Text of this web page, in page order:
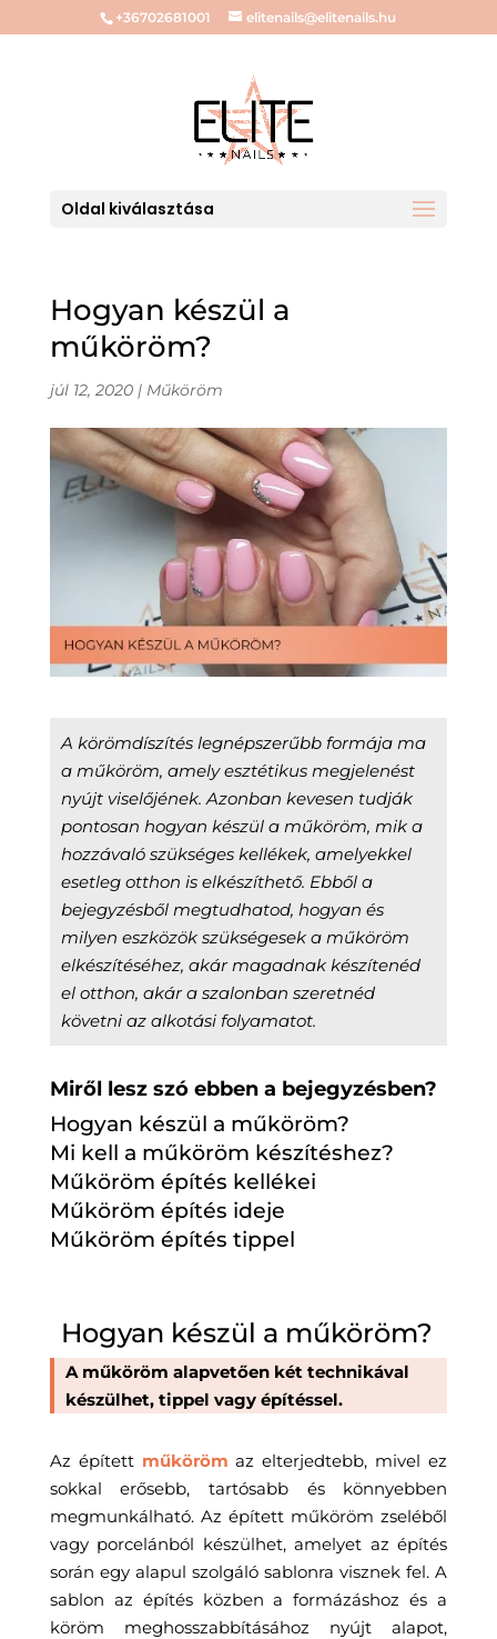
+36702681001 elitenails@elitenails.hu
Oldal kiválasztása
Hogyan készül a
műköröm?
júl 12, 2020| Műköröm
A körömdíszítés legnépszerűbb formája ma
a műköröm, amely esztétikus megjelenést
nyújt viselőjének. Azonban kevesen tudják
pontosan hogyan készül a műköröm, mik a
hozzávaló szükséges kellékek, amelyekkel
esetleg otthon is elkészíthető. Ebből a
bejegyzésből megtudhatod, hogyan és
milyen eszközök szükségesek a műköröm
elkészítéséhez, akár magadnak készítenéd
el otthon, akár a szalonban szeretnéd
követni az alkotási folyamatot.
Miről lesz szó ebben a bejegyzésben?
Hogyan készül a műköröm?
Mi kell a műköröm készítéshez?
Műköröm építés kellékei
Műköröm építés ideje
Műköröm építés tippel
Hogyan készül a műköröm?
A műköröm alapvetően két technikával
készülhet, tippel vagy építéssel.
Az épített műköröm az elterjedtebb, mivel ez
sokkal erősebb, tartósabb és könnyebben
megmunkálható. Az épített műköröm zseléből
vagy porcelánból készülhet, amelyet az építés
során egy alapul szolgáló sablonra visznek fel. A
sablon az építés közben a formázáshoz és a
köröm meghosszabbításához nyújt alapot,